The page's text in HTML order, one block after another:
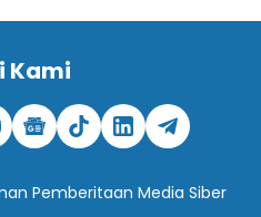
Kami
Pemberitaan Media Siber